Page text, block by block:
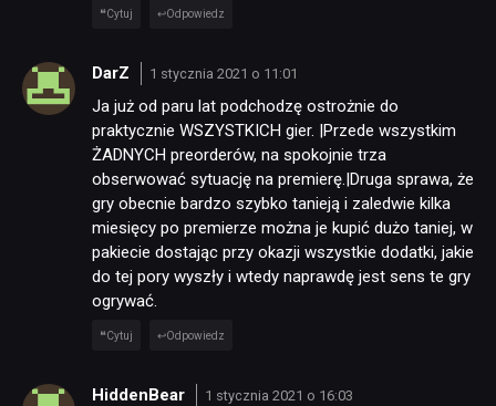
Cytuj Odpowiedz
DarZ 1 stycznia 2021 o 11:01
Ja już od paru lat podchodzę ostrożnie do
praktycznie WSZYSTKICH gier. |Przede wszystkim
ŻADNYCH preorderów, na spokojnie trza
obserwować sytuację na premierę.|Druga sprawa, że
gry obecnie bardzo szybko tanieją i zaledwie kilka
miesięcy po premierze można je kupić dużo taniej, w
pakiecie dostając przy okazji wszystkie dodatki, jakie
do tej pory wyszły i wtedy naprawdę jest sens te gry
ogrywać.
Cytuj Odpowiedz
HiddenBear 1 stycznia 2021 o 16:03